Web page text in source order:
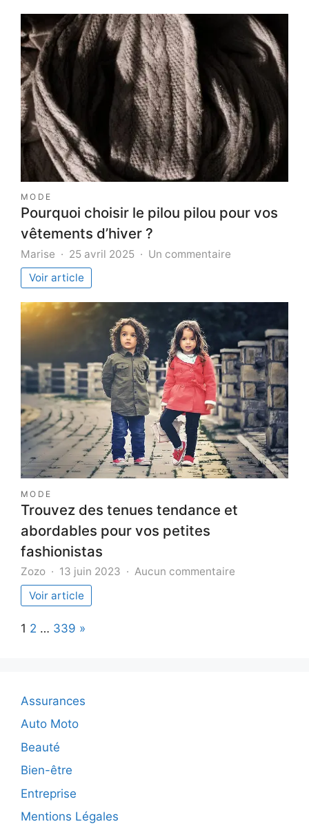
MODE
Pourquoi choisir le pilou pilou pour vos
vêtements d’hiver ?
Marise 25 avril 2025 Un commentaire
pilou
pilou
pour
vos
vêtements
d’hiver
?
Voir article
MODE
Trouvez des tenues tendance et
abordables pour vos petites
fashionistas
Zozo 13 juin 2023 Aucun commentaire
Voir article
Page:
1 2 … 339 Next
»
Assurances
Auto Moto
Beauté
Bien-être
Entreprise
Mentions Légales